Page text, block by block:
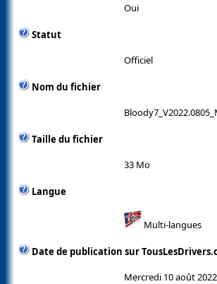
Oui
Statut
Officiel
Nom du fichier
Taille du fichier
33 Mo
Langue
Multi-langues
Date de publication sur
Mercredi 10 août 2022